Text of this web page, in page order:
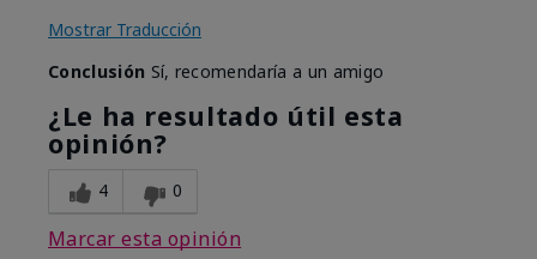
Mostrar Traducción
Conclusión Sí, recomendaría a un amigo
¿Le ha resultado útil esta
opinión?
4 0
Marcar esta opinión